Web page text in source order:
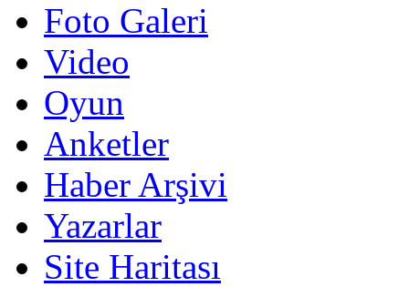
Foto Galeri
Video
Oyun
Anketler
Haber Arşivi
Yazarlar
Site Haritası